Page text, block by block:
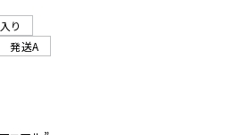
り
発送A